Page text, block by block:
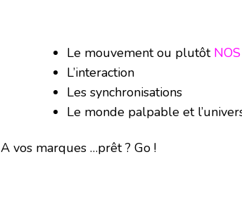
Le mouvement ou plutôtNOS
L’interaction
Les synchronisations
Le monde palpable et
A vos marques …prêt ? Go !